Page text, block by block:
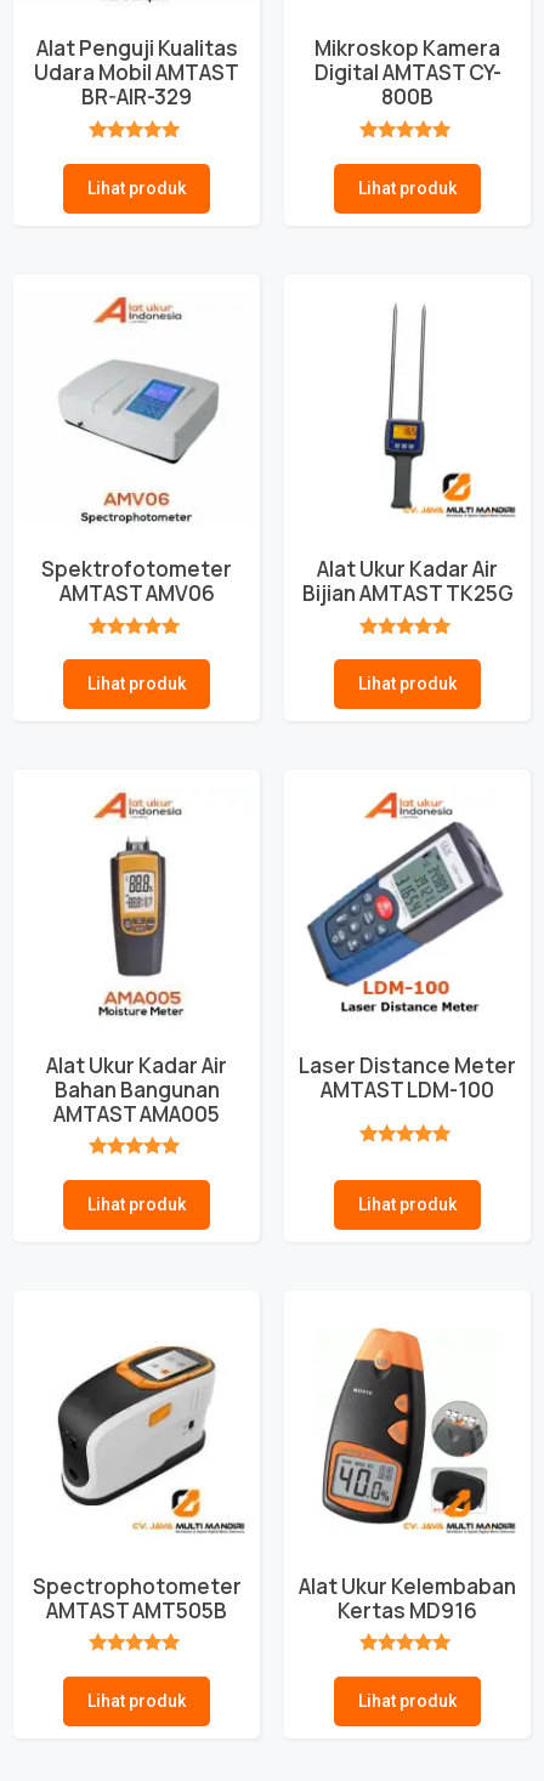
Alat Penguji Kualitas
Udara Mobil AMTAST
BR-AIR-329
Lihat produk
Mikroskop Kamera
Digital AMTAST CY-
800B
Lihat produk
Spektrofotometer
AMTAST AMV06
Lihat produk
Alat Ukur Kadar Air
Bijian AMTAST TK25G
Lihat produk
Alat Ukur Kadar Air
Bahan Bangunan
AMTAST AMA005
Lihat produk
Laser Distance Meter
AMTAST LDM-100
Lihat produk
Spectrophotometer
AMTAST AMT505B
Lihat produk
Alat Ukur Kelembaban
Kertas MD916
Lihat produk